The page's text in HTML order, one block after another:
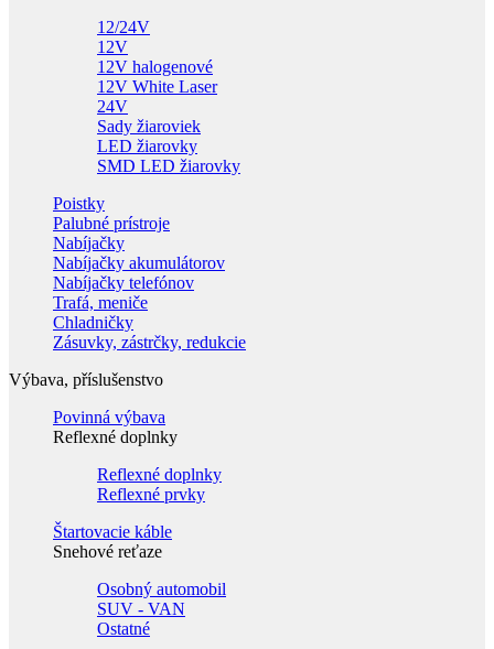
12/24V
12V
12V halogenové
12V White Laser
24V
Sady žiaroviek
LED žiarovky
SMD LED žiarovky
Poistky
Palubné prístroje
Nabíjačky
Nabíjačky akumulátorov
Nabíjačky telefónov
Trafá, meniče
Chladničky
Zásuvky, zástrčky, redukcie
Výbava, příslušenstvo
Povinná výbava
Reflexné doplnky
Reflexné doplnky
Reflexné prvky
Štartovacie káble
Snehové reťaze
Osobný automobil
SUV - VAN
Ostatné